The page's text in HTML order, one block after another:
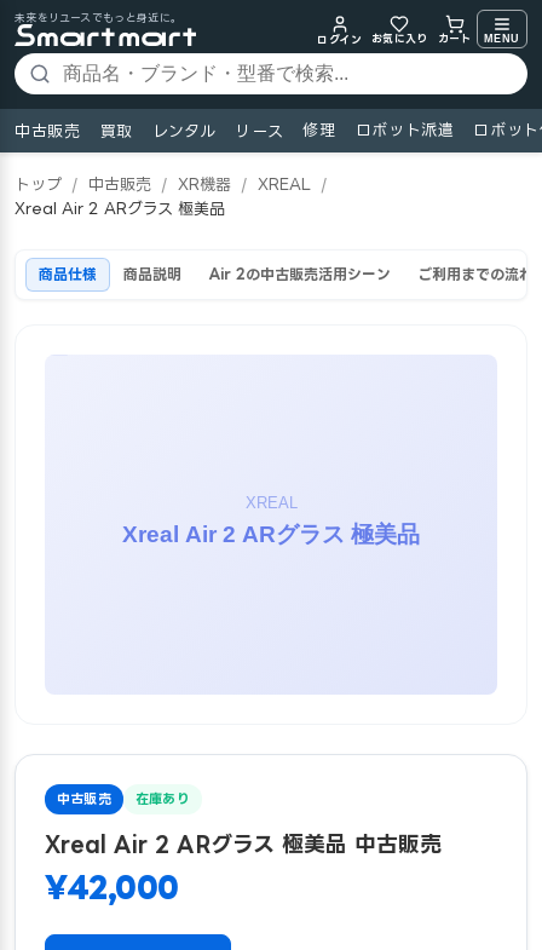
未来をリユースでもっと身近に。
ログイン
お気に入り カート MENU
中古販売 買取 レンタル リース 修理 ロボット派遣 ロボッ
トップ / 中古販売 / XR機器 / XREAL
/
Xreal Air 2 ARグラス 極美品
商品仕様 商品説明 Air 2の中古販売活用シーン ご利用までの流れ
中古販売 在庫あり
Xreal Air 2 ARグラス 極美品 中古販売
¥42,000